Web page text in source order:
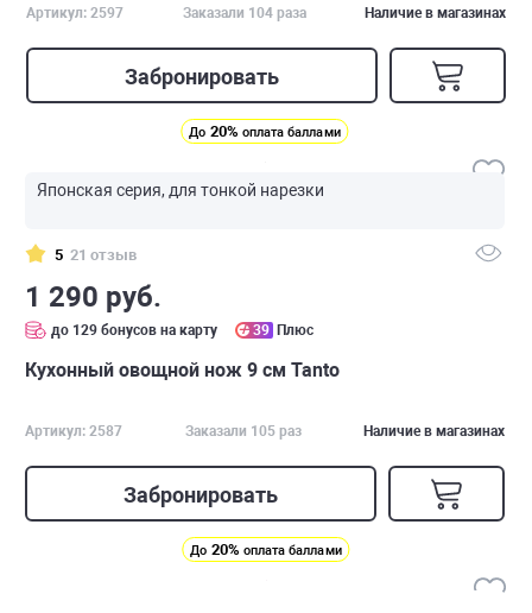
Артикул: 2597 Заказали 104 раза Наличие в магазинах
Забронировать
До 20% оплата баллами
Японская серия, для тонкой нарезки
5 21 отзыв
1 290 руб.
до 129 бонусов на карту 39 Плюс
Кухонный овощной нож 9 см Tanto
Артикул: 2587 Заказали 105 раз Наличие в магазинах
Забронировать
До 20% оплата баллами